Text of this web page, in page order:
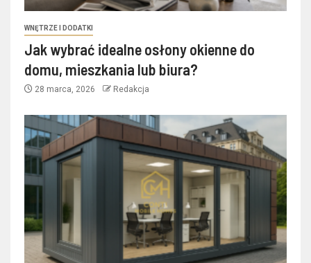
WNĘTRZE I DODATKI
Jak wybrać idealne osłony okienne do
domu, mieszkania lub biura?
28 marca, 2026 Redakcja